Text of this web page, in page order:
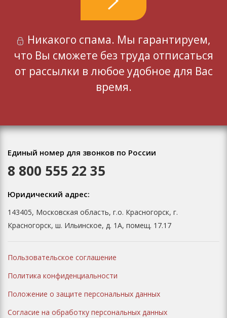
Никакого спама. Мы гарантируем,
что Вы сможете без труда отписаться
от рассылки в любое удобное для Вас
время.
Единый номер для звонков по России
8 800 555 22 35
Юридический адрес:
143405, Московская область, г.о. Красногорск, г.
Красногорск, ш. Ильинское, д. 1А, помещ. 17.17
Пользовательское соглашение
Политика конфиденциальности
Положение о защите персональных данных
Согласие на обработку персональных данных